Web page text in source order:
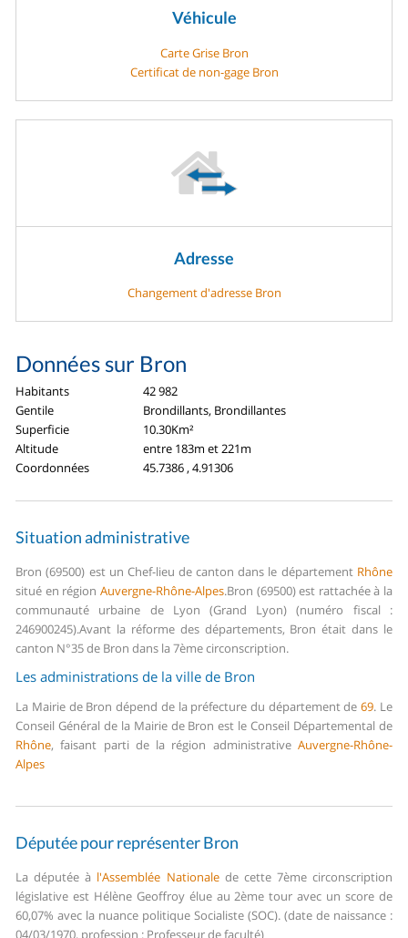
Véhicule
Carte Grise Bron
Certificat de non-gage Bron
Adresse
Changement d'adresse Bron
Données sur Bron
Habitants
42 982
Gentile
Brondillants, Brondillantes
Superficie
10.30Km²
Altitude
entre 183m et 221m
Coordonnées
45.7386 , 4.91306
Situation administrative
Bron (69500) est un Chef-lieu de canton dans le département Rhône
situé en région Auvergne-Rhône-Alpes.Bron (69500) est rattachée à la
communauté urbaine de Lyon (Grand Lyon) (numéro fiscal :
246900245).Avant la réforme des départements, Bron était dans le
canton N°35 de Bron dans la 7ème circonscription.
Les administrations de la ville de Bron
La Mairie de Bron dépend de la préfecture du département de69. Le
Conseil Général de la Mairie de Bron est le Conseil Départemental de
Rhône, faisant parti de la région administrative Auvergne-Rhône-
Alpes
Députée pour représenter Bron
La députée à l'Assemblée Nationalede cette 7ème circonscription
législative est Hélène Geoffroy élue au 2ème tour avec un score de
60,07% avec la nuance politique Socialiste (SOC). (date de naissance :